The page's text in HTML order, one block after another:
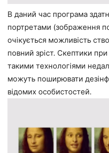
В даний час програма
портретами (зображення
очікується можливість
повний зріст. Скептики
такими технологіями
можуть поширювати
відомих особистостей.